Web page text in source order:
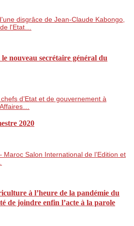
disgrâce de Jean-Claude Kabongo,
l'Etat…
nouveau secrétaire général du
d’Etat et de gouvernement à
2020
Salon International de l’Edition et
à l’heure de la pandémie du
de joindre enfin l’acte à la parole